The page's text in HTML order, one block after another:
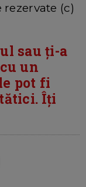
(c)
sau ți-a
un
pot fi
Îți